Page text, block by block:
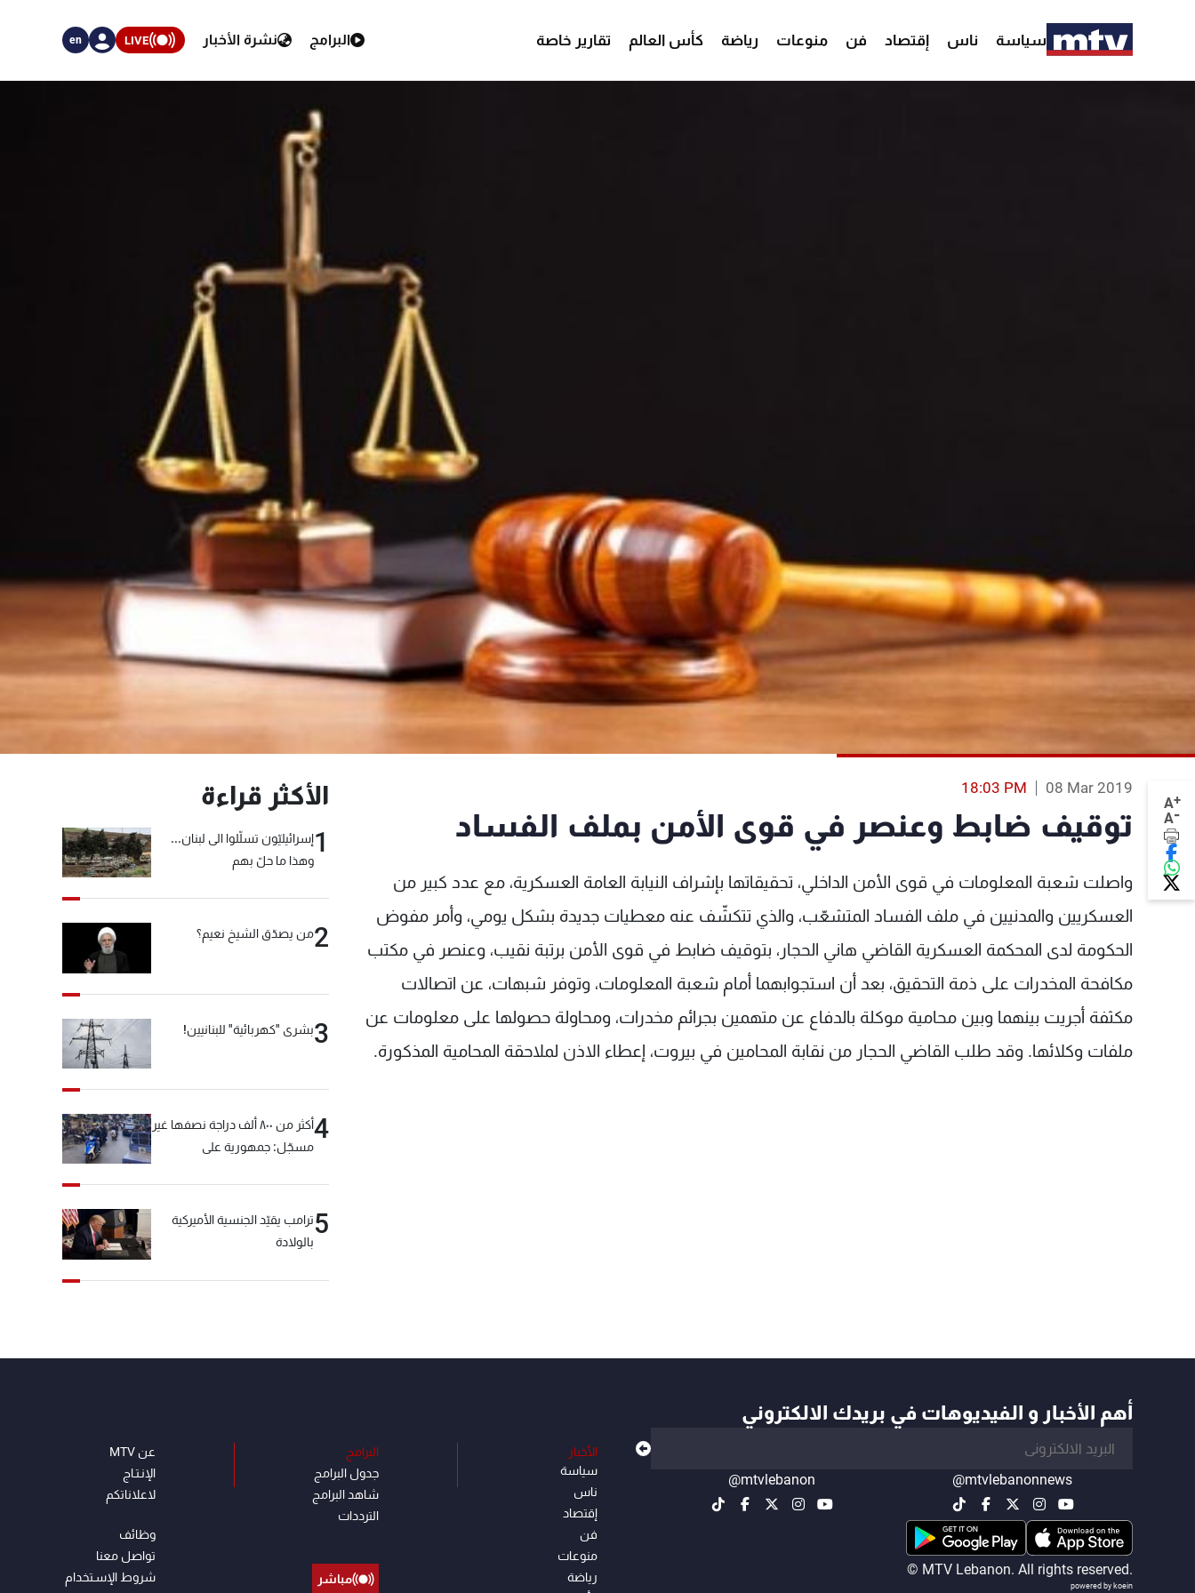
سياسة ناس إقتصاد فن منوعات رياضة كأس العالم تقارير خاصة البرامج نشرة الأخبار LIVE
en
A+
A-
08 Mar 2019
18:03 PM
توقيف ضابط وعنصر في قوى الأمن بملف الفساد
واصلت شعبة المعلومات في قوى الأمن الداخلي، تحقيقاتها بإشراف النيابة العامة العسكرية، مع عدد كبير من
العسكريين والمدنيين في ملف الفساد المتشعّب، والذي تتكشّف عنه معطيات جديدة بشكل يومي، وأمر مفوض
الحكومة لدى المحكمة العسكرية القاضي هاني الحجار، بتوقيف ضابط في قوى الأمن برتبة نقيب، وعنصر في مكتب
مكافحة المخدرات على ذمة التحقيق، بعد أن استجوابهما أمام شعبة المعلومات، وتوفر شبهات، عن اتصالات
مكثفة أجريت بينهما وبين محامية موكلة بالدفاع عن متهمين بجرائم مخدرات، ومحاولة حصولها على معلومات عن
ملفات وكلائها. وقد طلب القاضي الحجار من نقابة المحامين في بيروت، إعطاء الاذن لملاحقة المحامية المذكورة.
الأكثر قراءة
1إسرائيليّون تسلّلوا الى لبنان...
وهذا ما حلّ بهم
2من يصدّق الشيخ نعيم؟
3بشرى "كهربائية" للبنانيين!
4
أكثر من ٨٠٠ ألف دراجة نصفها غير
مسجّل: جمهورية على
5ترامب يقيّد الجنسية الأميركية
بالولادة
أهم الأخبار و الفيديوهات في بريدك الالكتروني
@mtvlebanonnews
@mtvlebanon
© MTV Lebanon. All rights reserved.
powered by koein
الأخبار
سياسة
ناس
إقتصاد
فن
منوعات
رياضة
البرامج
جدول البرامج
شاهد البرامج
الترددات
مباشر
عن MTV
الإنـتـاج
لاعلاناتكم
وظائف
تواصل معنا
شروط الإسـتخدام